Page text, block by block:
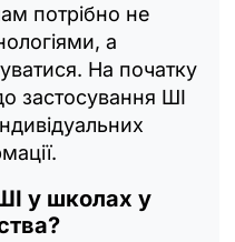
потрібно не
а
На початку
застосування ШІ
у школах у